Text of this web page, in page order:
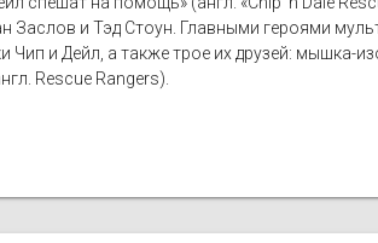
Заслов и Тэд Стоун. Главными героями
и Дейл, а также трое их друзей: мышка-
Rescue Rangers).